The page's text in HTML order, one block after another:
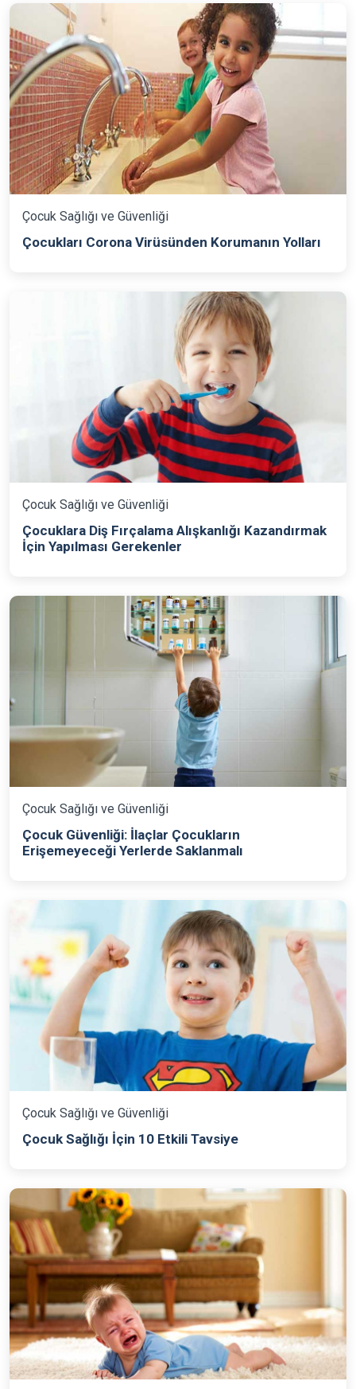
Çocuk Sağlığı ve Güvenliği
Çocukları Corona Virüsünden Korumanın Yolları
Çocuk Sağlığı ve Güvenliği
Çocuklara Diş Fırçalama Alışkanlığı Kazandırmak
İçin Yapılması Gerekenler
Çocuk Sağlığı ve Güvenliği
Çocuk Güvenliği: İlaçlar Çocukların
Erişemeyeceği Yerlerde Saklanmalı
Çocuk Sağlığı ve Güvenliği
Çocuk Sağlığı İçin 10 Etkili Tavsiye